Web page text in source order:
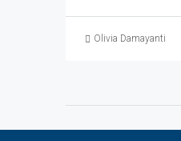
Olivia Damayanti